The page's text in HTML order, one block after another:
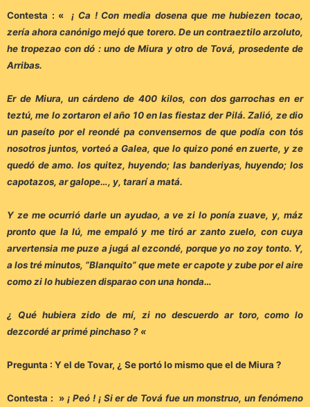
Contesta : «
¡ Ca ! Con media dosena que me hubiezen tocao,
zería ahora canónigo mejó que torero. De un contraeztilo arzoluto,
he tropezao con dó : uno de Miura y otro de Tová, prosedente de
Arribas.
Er de Miura, un cárdeno de 400 kilos, con dos garrochas en er
teztú, me lo zortaron el año 10 en las fiestaz der Pilá. Zalió, ze dio
un paseíto por el reondé pa convensernos de que podía con tós
nosotros juntos, vorteó a Galea, que lo quizo poné en zuerte, y ze
quedó de amo. los quitez, huyendo; las banderiyas, huyendo; los
capotazos, ar galope…, y, tararí a matá.
Y ze me ocurrió darle un ayudao, a ve zi lo ponía zuave, y, máz
pronto que la lú, me empaló y me tiró ar zanto zuelo, con cuya
arvertensia me puze a jugá al ezcondé, porque yo no zoy tonto. Y,
a los tré minutos, “Blanquito” que mete er capote y zube por el aire
como zi lo hubiezen disparao con una honda…
¿ Qué hubiera zido de mí, zi no descuerdo ar toro, como lo
dezcordé ar primé pinchaso ? «
Pregunta : Y el de Tovar, ¿ Se portó lo mismo que el de Miura ?
Contesta : » ¡ Peó ! ¡ Si er de Tová fue un monstruo, un fenómeno